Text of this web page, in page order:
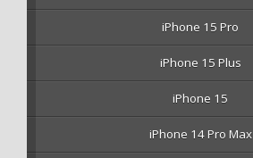
iPhone 15 Pro
iPhone 15 Plus
iPhone 15
iPhone 14 Pro Max